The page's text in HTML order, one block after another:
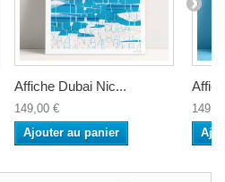
Affiche Dubai Nic...
149,00 €
Ajouter au panier